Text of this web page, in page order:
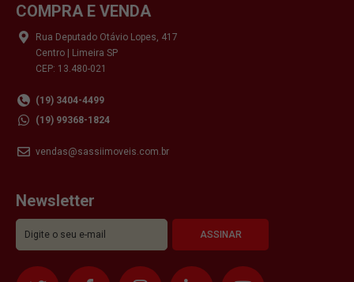
COMPRA E VENDA
Rua Deputado Otávio Lopes, 417
Centro | Limeira SP
CEP: 13.480-021
(19) 3404-4499
(19) 99368-1824
vendas@sassiimoveis.com.br
Newsletter